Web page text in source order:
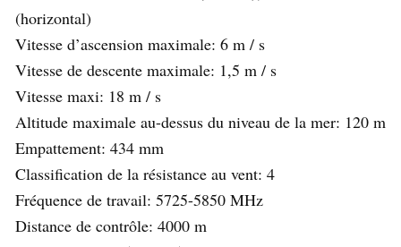
(horizontal)
Vitesse d’ascension maximale: 6 m / s
Vitesse de descente maximale: 1,5 m / s
Vitesse maxi: 18 m / s
Altitude maximale au-dessus du niveau de la mer: 120 m
Empattement: 434 mm
Classification de la résistance au vent: 4
Fréquence de travail: 5725-5850 MHz
Distance de contrôle: 4000 m